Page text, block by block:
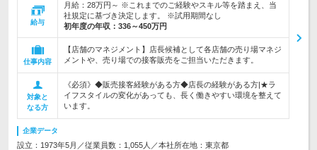
給与
月給：28万円～ ※これまでのご経験やスキル等を踏まえ、当
社規定に基づき決定します。 ※試用期間なし
初年度の年収： 336～450万円
仕事内容
【店舗のマネジメント】店長候補として各店舗の売り場マネジ
メントや、売り場での接客販売をご担当いただきます。
対象と
なる方
《必須》◆販売接客経験がある方◆店長の経験がある方|★ラ
イフスタイルの変化があっても、長く働きやすい環境を整えて
います。
企業データ
設立：1973年5月／従業員数：1,055人／本社所在地：東京都